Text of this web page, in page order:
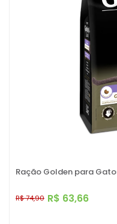
Ração Golden para
R$ 63,66
R$ 74,90